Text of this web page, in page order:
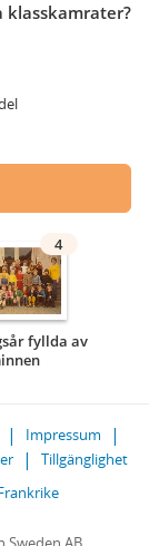
klasskamrater?
4
fyllda av
Impressum
Tillgänglighet